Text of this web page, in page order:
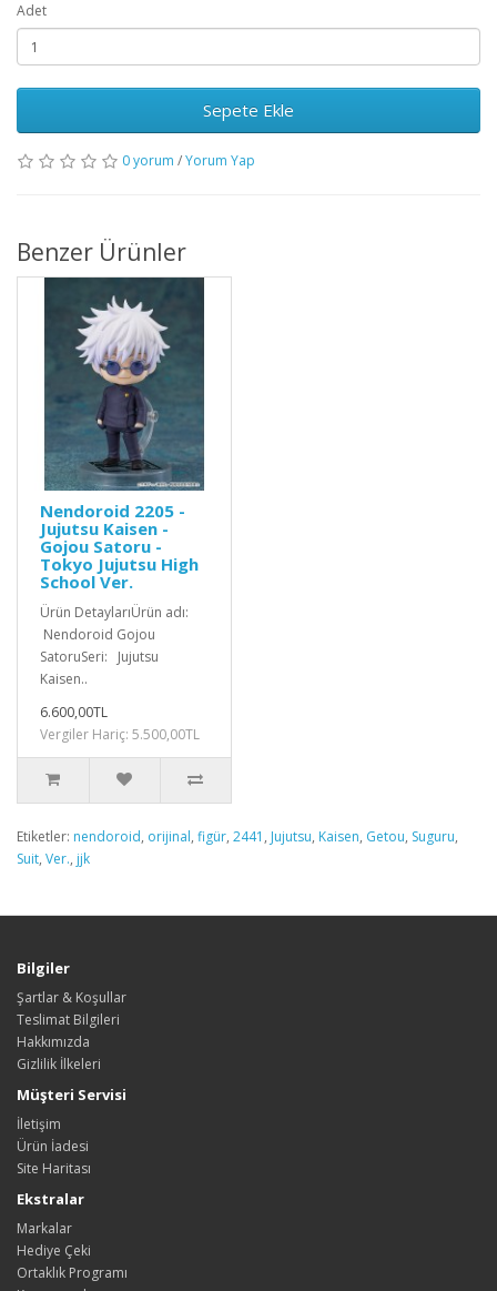
Adet
Sepete Ekle
0 yorum /Yorum Yap
Benzer Ürünler
Nendoroid 2205 -
Jujutsu Kaisen -
Gojou Satoru -
Tokyo Jujutsu High
School Ver.
Ürün DetaylarıÜrün adı:
Nendoroid Gojou
SatoruSeri: Jujutsu
Kaisen..
6.600,00TL
Vergiler Hariç: 5.500,00TL
Etiketler: nendoroid, orijinal, figür, 2441 , Jujutsu, Kaisen, Getou, Suguru,
Suit, Ver., jjk
Bilgiler
Şartlar & Koşullar
Teslimat Bilgileri
Hakkımızda
Gizlilik İlkeleri
Müşteri Servisi
İletişim
Ürün İadesi
Site Haritası
Ekstralar
Markalar
Hediye Çeki
Ortaklık Programı